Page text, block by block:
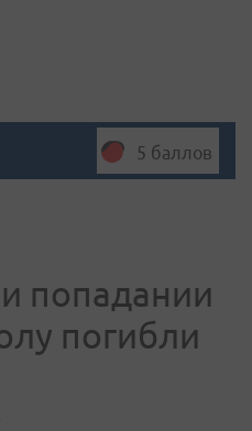
5 баллов
попадании
погибли